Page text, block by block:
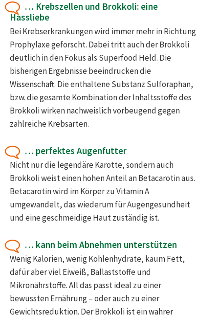
… Krebszellen und Brokkoli: eine
Hassliebe
Bei Krebserkrankungen wird immer mehr in Richtung
Prophylaxe geforscht. Dabei tritt auch der Brokkoli
deutlich in den Fokus als Superfood Held. Die
bisherigen Ergebnisse beeindrucken die
Wissenschaft. Die enthaltene Substanz Sulforaphan,
bzw. die gesamte Kombination der Inhaltsstoffe des
Brokkoli wirken nachweislich vorbeugend gegen
zahlreiche Krebsarten.
… perfektes Augenfutter
Nicht nur die legendäre Karotte, sondern auch
Brokkoli weist einen hohen Anteil an Betacarotin aus.
Betacarotin wird im Körper zu Vitamin A
umgewandelt, das wiederum für Augengesundheit
und eine geschmeidige Haut zuständig ist.
… kann beim Abnehmen unterstützen
Wenig Kalorien, wenig Kohlenhydrate, kaum Fett,
dafür aber viel Eiweiß, Ballaststoffe und
Mikronährstoffe. All das passt ideal zu einer
bewussten Ernährung – oder auch zu einer
Gewichtsreduktion. Der Brokkoli ist ein wahrer